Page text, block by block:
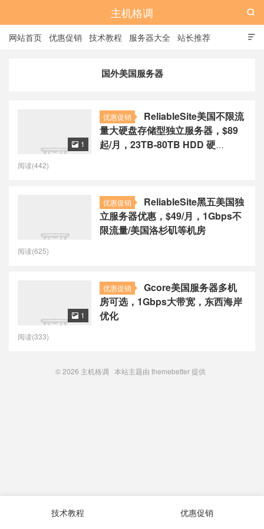
主机格调

网站首页 优惠促销 技术教程 服务器大全 站长推荐

国外美国服务器
优惠促销
ReliableSite美国不限流
量大硬盘存储型独立服务器，$89
起/月，23TB-80TB HDD 硬
 1
阅读(442)
优惠促销
ReliableSite黑五美国独
立服务器优惠，$49/月，1Gbps不
限流量/美国洛杉矶等机房
阅读(625)
优惠促销
Gcore美国服务器多机
房可选，1Gbps大带宽，东西海岸
优化
 1
阅读(333)
© 2026 主机格调 本站主题由 themebetter提供
技术教程 优惠促销